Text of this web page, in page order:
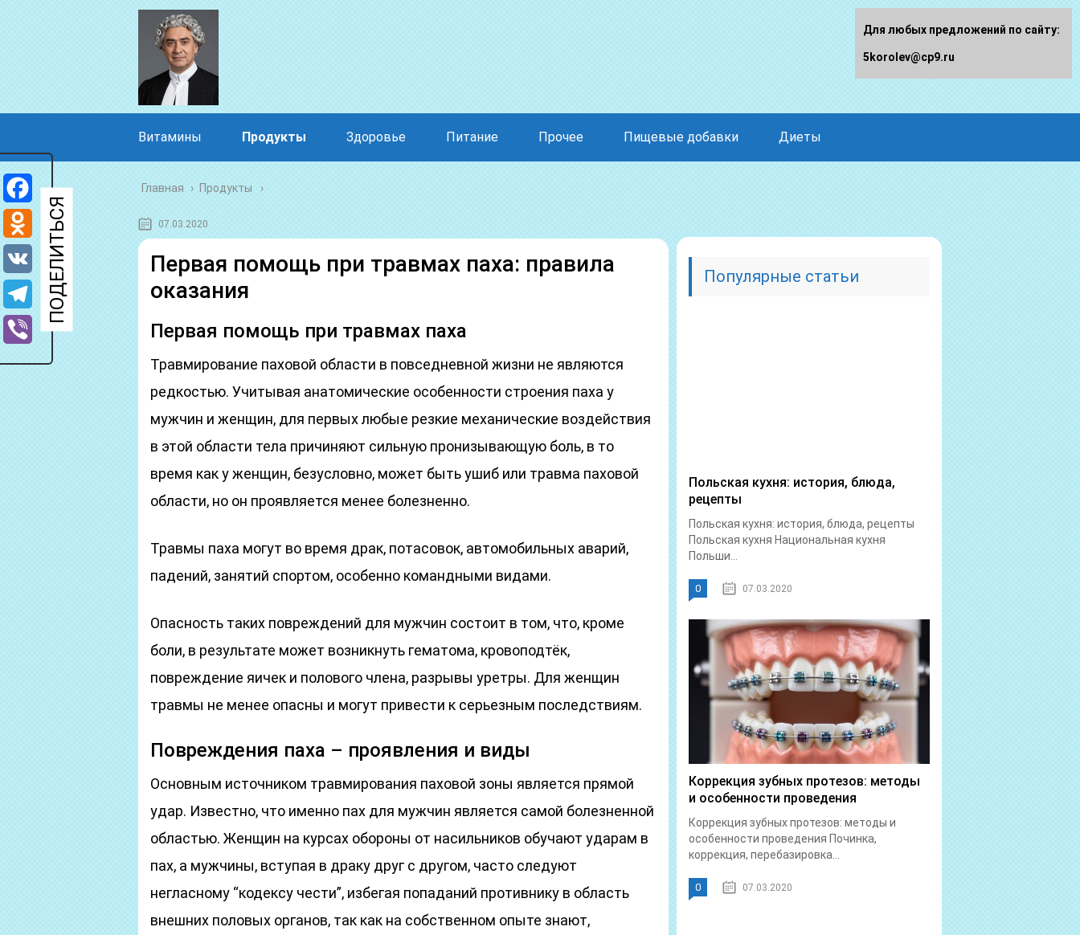
Витамины Продукты Здоровье Питание Прочее Пищевые добавки Диеты
Главная › Продукты
07.03.2020
Первая помощь при травмах паха: правила
оказания
Первая помощь при травмах паха
Травмирование паховой области в повседневной жизни не являются
редкостью. Учитывая анатомические особенности строения паха у
мужчин и женщин, для первых любые резкие механические воздействия
в этой области тела причиняют сильную пронизывающую боль, в то
время как у женщин, безусловно, может быть ушиб или травма паховой
области, но он проявляется менее болезненно.
Травмы паха могут во время драк, потасовок, автомобильных аварий,
падений, занятий спортом, особенно командными видами.
Опасность таких повреждений для мужчин состоит в том, что, кроме
боли, в результате может возникнуть гематома, кровоподтёк,
повреждение яичек и полового члена, разрывы уретры. Для женщин
травмы не менее опасны и могут привести к серьезным последствиям.
Повреждения паха – проявления и виды
Основным источником травмирования паховой зоны является прямой
удар. Известно, что именно пах для мужчин является самой болезненной
областью. Женщин на курсах обороны от насильников обучают ударам в
пах, а мужчины, вступая в драку друг с другом, часто следуют
негласному “кодексу чести”, избегая попаданий противнику в область
внешних половых органов, так как на собственном опыте знают,
Популярные статьи
Польская кухня: история, блюда,
рецепты
Польская кухня: история, блюда, рецепты
Польская кухня Национальная кухня
Польши...
0 07.03.2020
Коррекция зубных протезов: методы
и особенности проведения
Коррекция зубных протезов: методы и
особенности проведения Починка,
коррекция, перебазировка...
0 07.03.2020
Facebook
Odnoklassniki
VK
Telegram
Viber
Для любых предложений по сайту:
5korolev@cp9.ru